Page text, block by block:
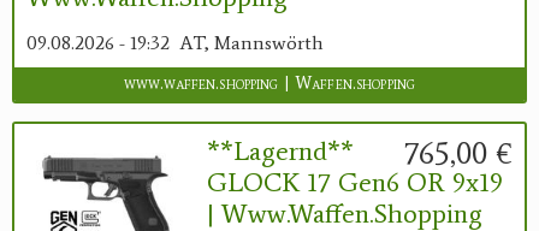
09.08.2026 - 19:32 AT, Mannswörth
www.waffen.shopping | Waffen.shopping
765,00 €
**Lagernd**
GLOCK 17 Gen6 OR 9x19
| Www.waffen.shopping